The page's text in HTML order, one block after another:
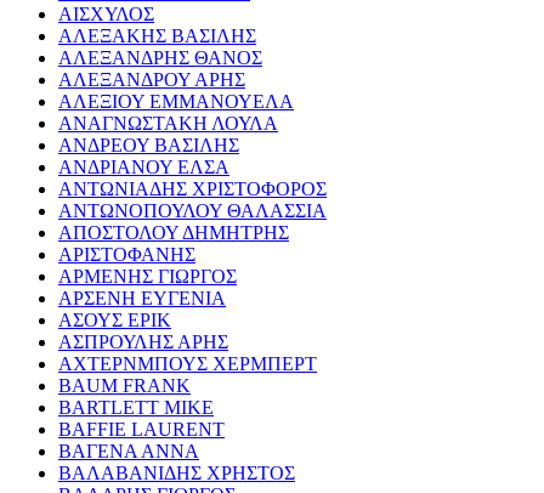
ΑΙΣΧΥΛΟΣ
ΑΛΕΞΑΚΗΣ ΒΑΣΙΛΗΣ
ΑΛΕΞΑΝΔΡΗΣ ΘΑΝΟΣ
ΑΛΕΞΑΝΔΡΟΥ ΑΡΗΣ
ΑΛΕΞΙΟΥ ΕΜΜΑΝΟΥΕΛΑ
ΑΝΑΓΝΩΣΤΑΚΗ ΛΟΥΛΑ
ΑΝΔΡΕΟΥ ΒΑΣΙΛΗΣ
ΑΝΔΡΙΑΝΟΥ ΕΛΣΑ
ΑΝΤΩΝΙΑΔΗΣ ΧΡΙΣΤΟΦΟΡΟΣ
ΑΝΤΩΝΟΠΟΥΛΟΥ ΘΑΛΑΣΣΙΑ
ΑΠΟΣΤΟΛΟΥ ΔΗΜΗΤΡΗΣ
ΑΡΙΣΤΟΦΑΝΗΣ
ΑΡΜΕΝΗΣ ΓΙΩΡΓΟΣ
ΑΡΣΕΝΗ ΕΥΓΕΝΙΑ
ΑΣΟΥΣ ΕΡΙΚ
ΑΣΠΡΟΥΛΗΣ ΑΡΗΣ
ΑΧΤΕΡΝΜΠΟΥΣ ΧΕΡΜΠΕΡΤ
BAUM FRANK
BARTLETT MIKE
BAFFIE LAURENT
ΒΑΓΕΝΑ ΑΝΝΑ
ΒΑΛΑΒΑΝΙΔΗΣ ΧΡΗΣΤΟΣ